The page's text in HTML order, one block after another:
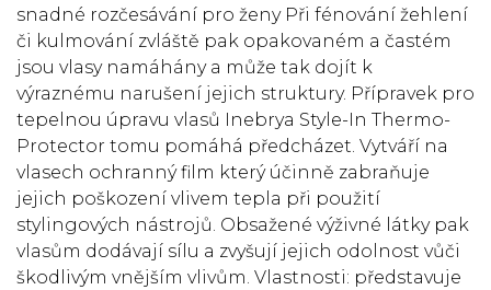
snadné rozčesávání pro ženy Při fénování žehlení
či kulmování zvláště pak opakovaném a častém
jsou vlasy namáhány a může tak dojít k
výraznému narušení jejich struktury. Přípravek pro
tepelnou úpravu vlasů Inebrya Style-In Thermo-
Protector tomu pomáhá předcházet. Vytváří na
vlasech ochranný film který účinně zabraňuje
jejich poškození vlivem tepla při použití
stylingových nástrojů. Obsažené výživné látky pak
vlasům dodávají sílu a zvyšují jejich odolnost vůči
škodlivým vnějším vlivům. Vlastnosti: představuje